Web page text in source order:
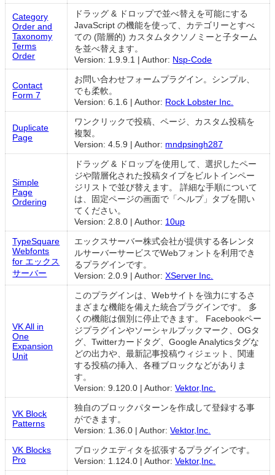
Category
Order and
Taxonomy
Terms
Order
ドラッグ & ドロップで並べ替えを可能にする
JavaScript の機能を使って、カテゴリーとすべ
ての (階層的) カスタムタクソノミーと子ターム
を並べ替えます。
Version: 1.9.9.1 |Author: Nsp-Code
Contact
Form 7
お問い合わせフォームプラグイン。シンプル、
でも柔軟。
Version: 6.1.6 |Author: Rock Lobster Inc.
Duplicate
Page
ワンクリックで投稿、ページ、カスタム投稿を
複製。
Version: 4.5.9 |Author: mndpsingh287
Simple
Page
Ordering
ドラッグ & ドロップを使用して、選択したペー
ジや階層化された投稿タイプをビルトインペー
ジリストで並び替えます。 詳細な手順について
は、固定ページの画面で「ヘルプ」タブを開い
てください。
Version: 2.8.0 |Author: 10up
TypeSquare
Webfonts
for エックス
サーバー
エックスサーバー株式会社が提供する各レンタ
ルサーバーサービスでWebフォントを利用でき
るプラグインです。
Version: 2.0.9 |Author:XServer Inc.
VK All in
One
Expansion
Unit
このプラグインは、Webサイトを強力にするさ
まざまな機能を備えた統合プラグインです。 多
くの機能は個別に停止できます。 Facebookペー
ジプラグインやソーシャルブックマーク、OGタ
グ、Twitterカードタグ、Google Analyticsタグな
どの出力や、最新記事投稿ウィジェット、関連
する投稿の挿入、各種ブロックなどがありま
す。
Version: 9.120.0 |Author:Vektor,Inc.
VK Block
Patterns
独自のブロックパターンを作成して登録する事
ができます。
Version: 1.36.0 |Author:Vektor,Inc.
VK Blocks
Pro
ブロックエディタを拡張するプラグインです。
Version: 1.124.0 |Author:Vektor,Inc.